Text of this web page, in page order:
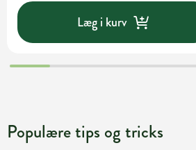
Læg i kurv
Populære tips og tricks